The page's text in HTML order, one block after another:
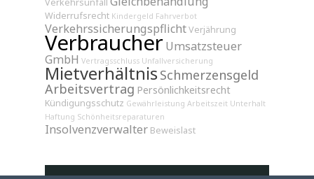
Verkehrsunfall
Widerrufsrecht Kindergeld Fahrverbot
VerkehrssicherungspflichtVerjährung
VerbraucherUmsatzsteuer
GmbH Vertragsschluss Unfallversicherung
Mietverhältnis Schmerzensgeld
Arbeitsvertrag Persönlichkeitsrecht
Kündigungsschutz Gewährleistung Arbeitszeit Unterhalt
Haftung Schönheitsreparaturen
Insolvenzverwalter Beweislast